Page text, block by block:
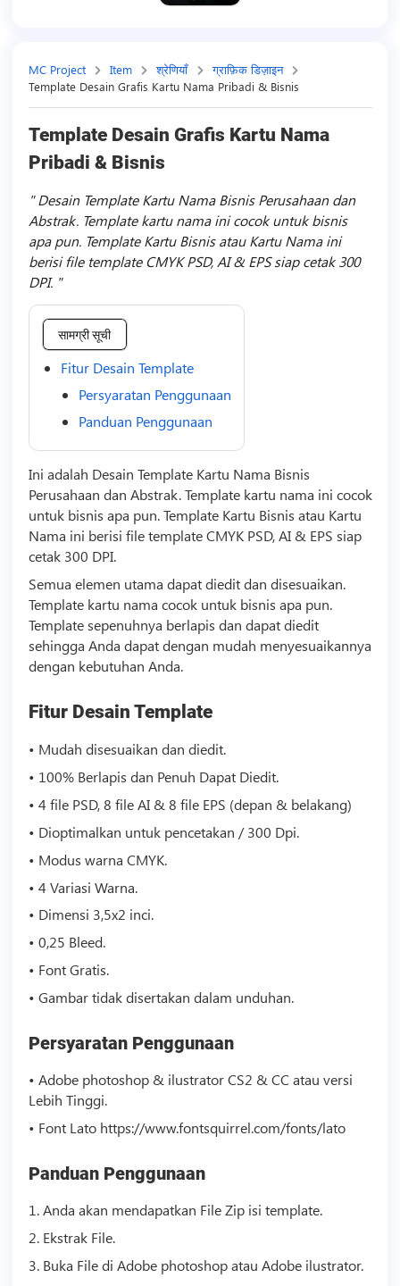
MC Project Item श्रेणियाँ
ग्राफ़िक डिज़ाइन
Template Desain Grafis Kartu Nama Pribadi & Bisnis
Template Desain Grafis Kartu Nama
Pribadi & Bisnis
Desain Template Kartu Nama Bisnis Perusahaan dan
Abstrak. Template kartu nama ini cocok untuk bisnis
apa pun. Template Kartu Bisnis atau Kartu Nama ini
berisi file template CMYK PSD, AI & EPS siap cetak 300
DPI.
सामग्री सूची
Fitur Desain Template
Persyaratan Penggunaan
Panduan Penggunaan
Ini adalah Desain TemplateKartu Nama Bisnis
Perusahaan dan Abstrak.Templatekartu nama ini cocok
untuk bisnis apa pun.TemplateKartu Bisnis atau Kartu
Nama ini berisi filetemplateCMYK PSD, AI & EPS siap
cetak 300 DPI.
Semua elemen utama dapat diedit dan disesuaikan.
Templatekartu nama cocok untuk bisnis apa pun.
Templatesepenuhnya berlapis dan dapat diedit
sehingga Anda dapat dengan mudah menyesuaikannya
dengan kebutuhan Anda.
Fitur Desain Template
• Mudah disesuaikan dan diedit.
• 100% Berlapis dan Penuh Dapat Diedit.
• 4 file PSD, 8 file AI & 8 file EPS (depan & belakang)
• Dioptimalkan untuk pencetakan / 300 Dpi.
• Modus warna CMYK.
• 4 Variasi Warna.
• Dimensi 3,5x2 inci.
• 0,25 Bleed.
• Font Gratis.
• Gambar tidak disertakan dalam unduhan.
Persyaratan Penggunaan
• Adobe photoshop & ilustrator CS2 & CC atau versi
Lebih Tinggi.
• Font Lato https://www.fontsquirrel.com/fonts/lato
Panduan Penggunaan
1. Anda akan mendapatkan File Zip isi template.
2. Ekstrak File.
3. Buka File di Adobe photoshop atau Adobe ilustrator.